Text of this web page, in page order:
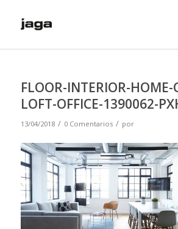
FLOOR-INTERIOR-HOME-
LOFT-OFFICE-1390062-
13/04/2018 / 0 Comentarios / por